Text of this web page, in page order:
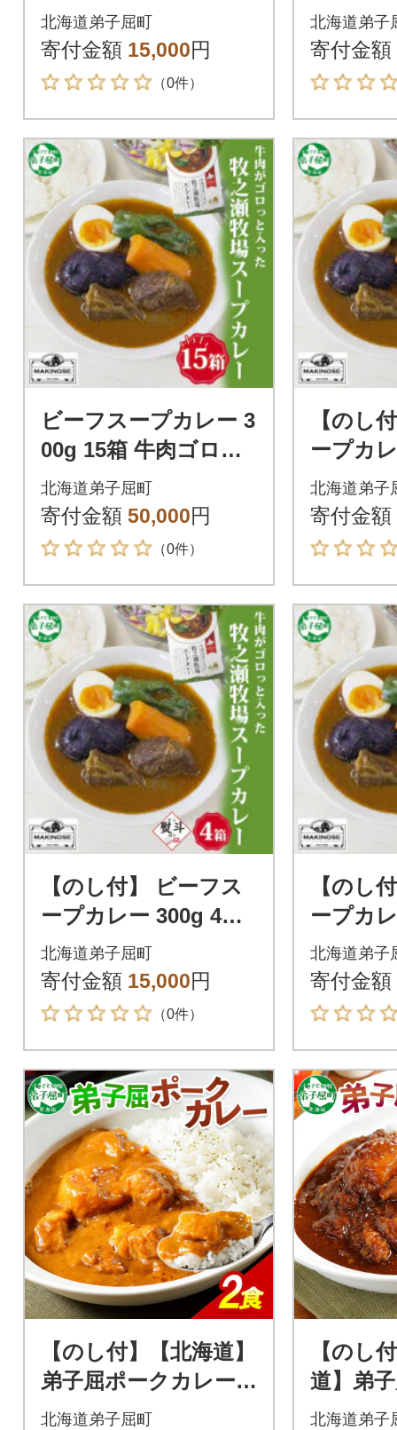
牧之瀬牧場 北海道 弟
子屈町 3022
北海道弟子屈町
寄付金額 15,000円
（0件）
と 牧之
弟子屈
北海道弟子
寄付金額
ビーフスープカレー 3
00g 15箱 牛肉ゴロっ
と 牧之瀬牧場 北海道
弟子屈町 3024
北海道弟子屈町
寄付金額 50,000円
（0件）
【のし
ープカ
牛肉ゴ
牧場 北
3025
北海道弟子
寄付金額
【のし付】 ビーフス
ープカレー 300g 4箱
牛肉ゴロっと 牧之瀬
牧場 北海道 弟子屈町
3026
北海道弟子屈町
寄付金額 15,000円
（0件）
【のし
ープカ
牛肉ゴ
牧場 北
3027
北海道弟子
寄付金額
【のし付】【北海道】
弟子屈ポークカレー
(中辛) 2個 3740
北海道弟子屈町
【のし
道】弟
ー(中辛)
北海道弟子